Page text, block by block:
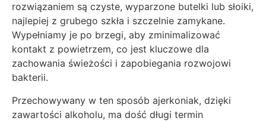
rozwiązaniem są czyste, wyparzone butelki lub słoiki,
najlepiej z grubego szkła i szczelnie zamykane.
Wypełniamy je po brzegi, aby zminimalizować
kontakt z powietrzem, co jest kluczowe dla
zachowania świeżości i zapobiegania rozwojowi
bakterii.
Przechowywany w ten sposób ajerkoniak, dzięki
zawartości alkoholu, ma dość długi termin